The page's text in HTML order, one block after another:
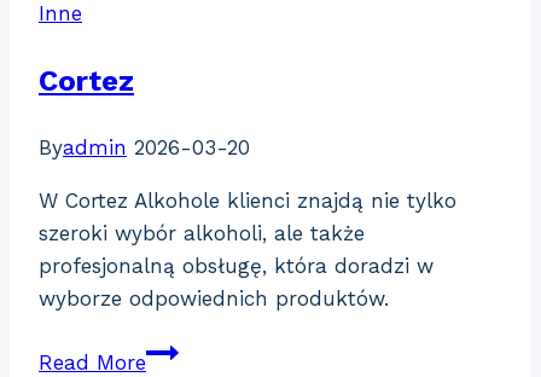
Inne
Cortez
Byadmin 2026-03-20
W Cortez Alkohole klienci znajdą nie tylko
szeroki wybór alkoholi, ale także
profesjonalną obsługę, która doradzi w
wyborze odpowiednich produktów.
Read MoreCortez